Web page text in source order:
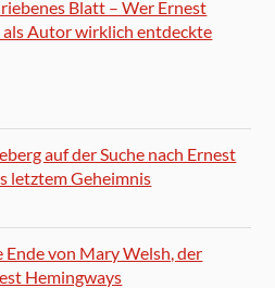
Blatt – Wer Ernest
als Autor wirklich entdeckte
auf der Suche nach Ernest
letztem Geheimnis
Ende von Mary Welsh, der
Hemingways